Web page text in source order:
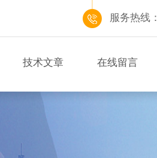
服务热线：
技术文章 在线留言